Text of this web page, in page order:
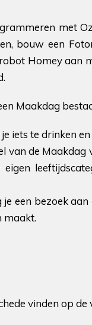
met
bouw een
Homey aan
Maakdag
iets te drinken
van de
eigen
je een bezoek
maakt.
vinden op